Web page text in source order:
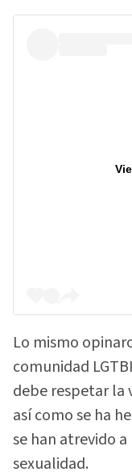
Lo mismo
comunidad
debe respetar la
así como se ha
se han atrevido
sexualidad.